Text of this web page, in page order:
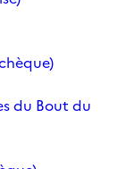
du Bout du